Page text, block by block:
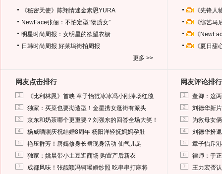
《秘密天使》陈翔情迷金素恩YURA
NewFace张俪：不怕定型“物质女”
明星时尚周报：女明星的欲望衣橱
日韩时尚周报 好莱坞街拍周报
更多 >>
《先锋
《综艺
《
《夏日
网友点击排行
1 《比利林恩》首映 章子怡范冰冰冯小刚捧场红毯
2 独家：买菜也要拗造型！金星携女逛街有派头
3 京东和奶茶哪个更重要？刘强东的回答全场大笑！
4 杨威晒照庆祝结婚8周年 杨阳洋轻抚妈妈孕肚
5 艳压群芳！唐嫣修身长裙现身活动 仙气儿足
6 独家：姚晨带小土豆逛商场 购置产后新衣
7 成都风味！张靓颖冯轲曝婚纱照 吃串串打麻将
网友评论排行
1 董卿：这
2 刘德华新
3 为救母女
4 刘德华扮
5 章子怡斥
6 律师：于
7 王力宏否